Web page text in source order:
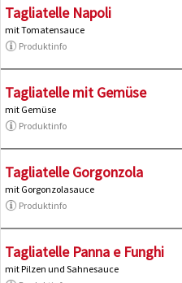
Tagliatelle Napoli
mit Tomatensauce
Produktinfo
Tagliatelle mit Gemüse
mit Gemüse
Produktinfo
Tagliatelle Gorgonzola
mit Gorgonzolasauce
Produktinfo
Tagliatelle Panna e Funghi
mit Pilzen und Sahnesauce